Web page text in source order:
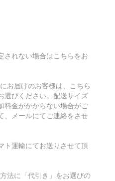
されない場合はこちらをお
お届けのお客様は、こちら
選びください。配送サイズ
料金がかからない場合がご
、メールにてご連絡をさせ
ト運輸にてお送りさせて頂
法に「代引き」をお選びの